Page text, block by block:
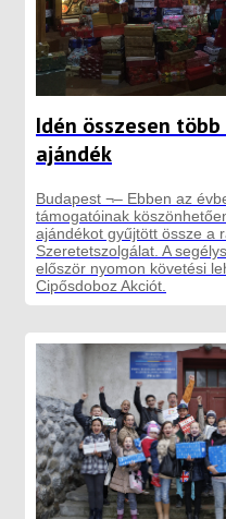
Idén összesen
ajándék
Budapest ¬– Ebben az
támogatóinak
ajándékot gyűjtött össze a
Szeretetszolgálat. A
először nyomon követési
Cipősdoboz Akciót.